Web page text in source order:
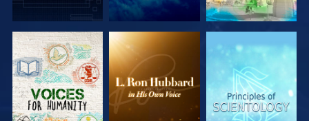
DÉCOUVRIR
LES SÉRIES
DÉCOUVRIR
LES SÉRIES
DÉCOUVRIR
LES SÉRIES